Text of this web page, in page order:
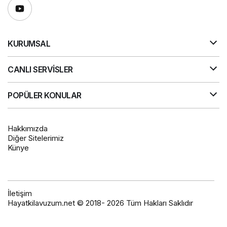
KURUMSAL
CANLI SERVİSLER
POPÜLER KONULAR
Hakkımızda
Diğer Sitelerimiz
Künye
İletişim
Hayatkilavuzum.net © 2018- 2026 Tüm Hakları Saklıdır